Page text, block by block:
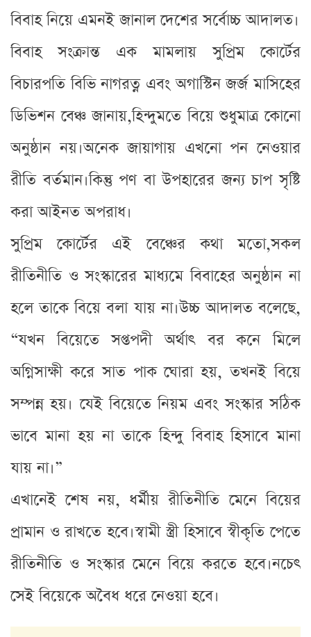
বিবাহ নিয়ে এমনই জানাল দেশের সর্বোচ্চ আদালত।
বিবাহ সংক্রান্ত এক মামলায় সুপ্রিম কোর্টের
বিচারপতি বিভি নাগরত্ন এবং অগাস্টিন জর্জ মাসিহের
ডিভিশন বেঞ্চ জানায়,হিন্দুমতে বিয়ে শুধুমাত্র কোনো
অনুষ্ঠান নয়।অনেক জায়াগায় এখনো পন নেওয়ার
রীতি বর্তমান।কিন্তু পণ বা উপহারের জন্য চাপ সৃষ্টি
করা আইনত অপরাধ।
সুপ্রিম কোর্টের এই বেঞ্চের কথা মতো,সকল
রীতিনীতি ও সংস্কারের মাধ্যমে বিবাহের অনুষ্ঠান না
হলে তাকে বিয়ে বলা যায় না।উচ্চ আদালত বলেছে,
“যখন বিয়েতে সপ্তপদী অর্থা‍ৎ বর কনে মিলে
অগ্নিসাক্ষী করে সাত পাক ঘোরা হয়, তখনই বিয়ে
সম্পন্ন হয়। যেই বিয়েতে নিয়ম এবং সংস্কার সঠিক
ভাবে মানা হয় না তাকে হিন্দু বিবাহ হিসাবে মানা
যায় না।”
এখানেই শেষ নয়, ধর্মীয় রীতিনীতি মেনে বিয়ের
প্রামান ও রাখতে হবে।স্বামী স্ত্রী হিসাবে স্বীকৃতি পেতে
রীতিনীতি ও সংস্কার মেনে বিয়ে করতে হবে।নচেৎ
সেই বিয়েকে অবৈধ ধরে নেওয়া হবে।